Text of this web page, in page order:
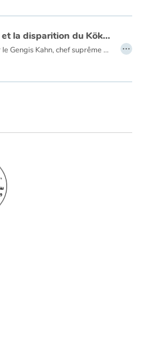
Gengis Kahn et la disparition du Kök Tengri
Avant de devenir le Gengis Kahn, chef suprême de la Horde d'Or, qui s'empara de toute l'Asie ainsi que des confins de l'Europe, Tejmüdjin n'était que l'orphelin de Yesugeï, berger mongol traîtreusement assassiné. Promis avant le drame à Boerte, la fille du chef d'une puissante tribu, notre héros se met en tête de retrouver la statue du dieu Kök Tengri, Seigneur du Ciel et de la Terre, dérobée à la tribu de sa promise. Le jeune mais ambitieux berger retrouverait sa dignité et son honneur en déjouant les plans des mystérieux voleurs. …